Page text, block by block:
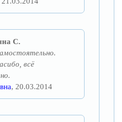
С.
всё
, 20.03.2014